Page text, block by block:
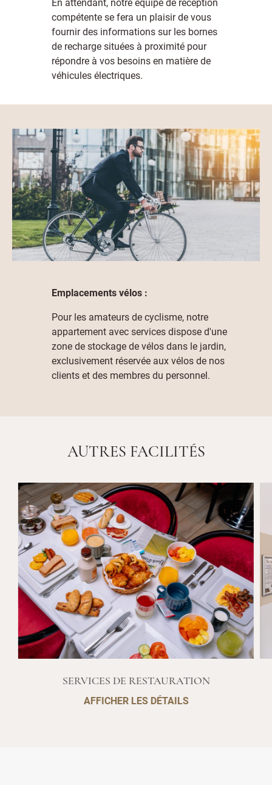
compétente se fera un plaisir de vous
fournir des informations sur les bornes
de recharge situées à proximité pour
répondre à vos besoins en matière de
véhicules électriques.
Emplacements vélos :
Pour les amateurs de cyclisme, notre
appartement avec services dispose d'une
zone de stockage de vélos dans le jardin,
exclusivement réservée aux vélos de nos
clients et des membres du personnel.
AUTRES FACILITÉS
SERVICES DE RESTAURATION
AFFICHER LES DÉTAILS